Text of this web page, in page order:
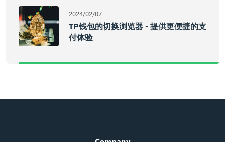
2024/02/07
TP钱包的切换浏览器 - 提供更便捷的支
付体验